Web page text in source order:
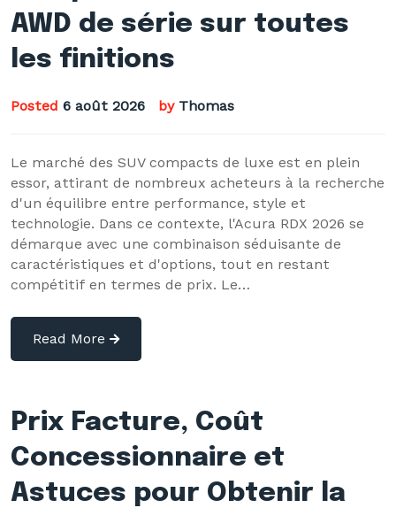
AWD de série sur toutes
les finitions
Posted 6 août 2026 by Thomas
Le marché des SUV compacts de luxe est en plein
essor, attirant de nombreux acheteurs à la recherche
d'un équilibre entre performance, style et
technologie. Dans ce contexte, l'Acura RDX 2026 se
démarque avec une combinaison séduisante de
caractéristiques et d'options, tout en restant
compétitif en termes de prix. Le…
Read More
Prix Facture, Coût
Concessionnaire et
Astuces pour Obtenir la